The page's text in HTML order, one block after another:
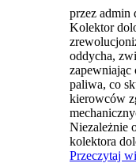
przez admin
Kolektor
oddycha,
zapewniając
paliwa, co
kierowców
Niezależnie
kolektora
Przeczytaj